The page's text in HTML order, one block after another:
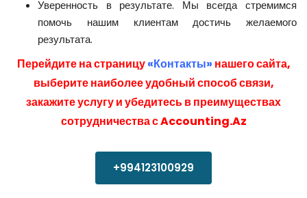
Уверенность в результате. Мы всегда стремимся
помочь нашим клиентам достичь желаемого
результата.
Перейдите на страницу«Контакты» нашего сайта,
выберите наиболее удобный способ связи,
закажите услугу и убедитесь в преимуществах
сотрудничества с Accounting.Az
+994123100929